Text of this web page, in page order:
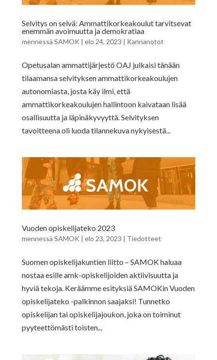
Selvitys on selvä: Ammattikorkeakoulut tarvitsevat
enemmän avoimuutta ja demokratiaa
mennessä SAMOK | elo 24, 2023 | Kannanotot
Opetusalan ammattijärjestö OAJ julkaisi tänään
tilaamansa selvityksen ammattikorkeakoulujen
autonomiasta, josta käy ilmi, että
ammattikorkeakoulujen hallintoon kaivataan lisää
osallisuutta ja läpinäkyvyyttä. Selvityksen
tavoitteena oli luoda tilannekuva nykyisestä...
Vuoden opiskelijateko 2023
mennessä SAMOK | elo 23, 2023 | Tiedotteet
Suomen opiskelijakuntien liitto – SAMOK haluaa
nostaa esille amk-opiskelijoiden aktiivisuutta ja
hyviä tekoja. Keräämme esityksiä SAMOKin Vuoden
opiskelijateko -palkinnon saajaksi! Tunnetko
opiskelijan tai opiskelijajoukon, joka on toiminut
pyyteettömästi toisten...